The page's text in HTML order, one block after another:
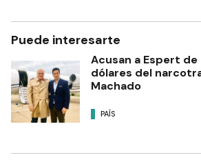
Puede interesarte
Acusan a Espert
dólares del
Machado
PAÍS